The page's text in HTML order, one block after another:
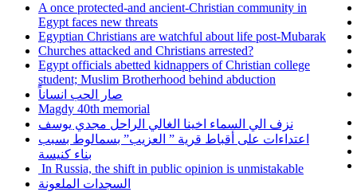
A once protected-and ancient-Christian community in
Egypt faces new threats
Egyptian Christians are watchful about life post-Mubarak
Churches attacked and Christians arrested?
Egypt officials abetted kidnappers of Christian college
student; Muslim Brotherhood behind abduction
صار الحب انساناً
Magdy 40th memorial
نزف الي السماء اخينا الغالي الراحل مجدي يوسف
اعتداءات على أقباط قرية ” العزيب” بسمالوط بسبب
بناء كنيسة
In Russia, the shift in public opinion is unmistakable
السجدات الملعونة